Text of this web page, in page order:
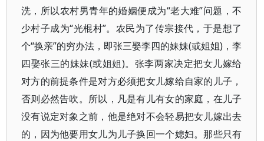
洗，所以农村男青年的婚姻便成为“老大难”问题，不
少村子成为“光棍村”。农民为了传宗接代，于是想了
个“换亲”的穷办法，即张三娶李四的妹妹(或姐姐)，李
四娶张三的妹妹(或姐姐)。张李两家决定把女儿嫁给
对方的前提条件是对方必须把女儿嫁给自家的儿子，
否则必然告吹。所以，凡是有儿有女的家庭，在儿子
没有说定对象之前，他是绝对不会轻易把女儿嫁出去
的，因为他要用女儿为儿子换回一个媳妇。那些只有